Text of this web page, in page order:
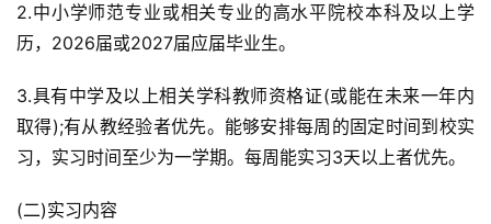
2.中小学师范专业或相关专业的高水平院校本科及以上学
历，2026届或2027届应届毕业生。
3.具有中学及以上相关学科教师资格证(或能在未来一年内
取得);有从教经验者优先。能够安排每周的固定时间到校实
习，实习时间至少为一学期。每周能实习3天以上者优先。
(二)实习内容